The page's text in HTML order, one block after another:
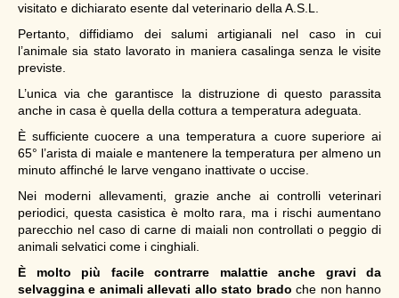
visitato e dichiarato esente dal veterinario della A.S.L.
Pertanto, diffidiamo dei salumi artigianali nel caso in cui
l’animale sia stato lavorato in maniera casalinga senza le visite
previste.
L’unica via che garantisce la distruzione di questo parassita
anche in casa è quella della cottura a temperatura adeguata.
È sufficiente cuocere a una temperatura a cuore superiore ai
65° l’arista di maiale e mantenere la temperatura per almeno un
minuto affinché le larve vengano inattivate o uccise.
Nei moderni allevamenti, grazie anche ai controlli veterinari
periodici, questa casistica è molto rara, ma i rischi aumentano
parecchio nel caso di carne di maiali non controllati o peggio di
animali selvatici come i cinghiali.
È molto più facile contrarre malattie anche gravi da
selvaggina e animali allevati allo stato bradoche non hanno